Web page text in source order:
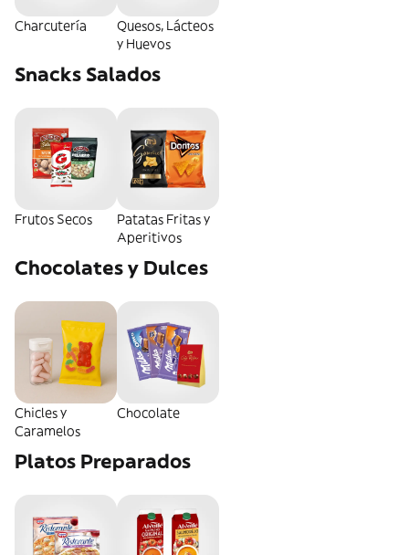
Charcutería
Quesos, Lácteos
y Huevos
Snacks Salados
Frutos Secos
Patatas Fritas y
Aperitivos
Chocolates y Dulces
Chicles y
Caramelos
Chocolate
Platos Preparados